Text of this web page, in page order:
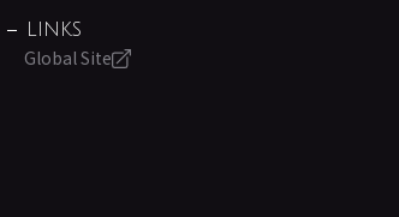
LINKS
Global Site